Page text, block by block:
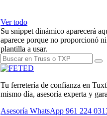
Ver todo
Su snippet dinámico aparecerá
aparece porque no proporcionó
plantilla a usar.
Tu ferretería de confianza en
mismo día, asesoría experta y
Asesoría WhatsApp 961 224